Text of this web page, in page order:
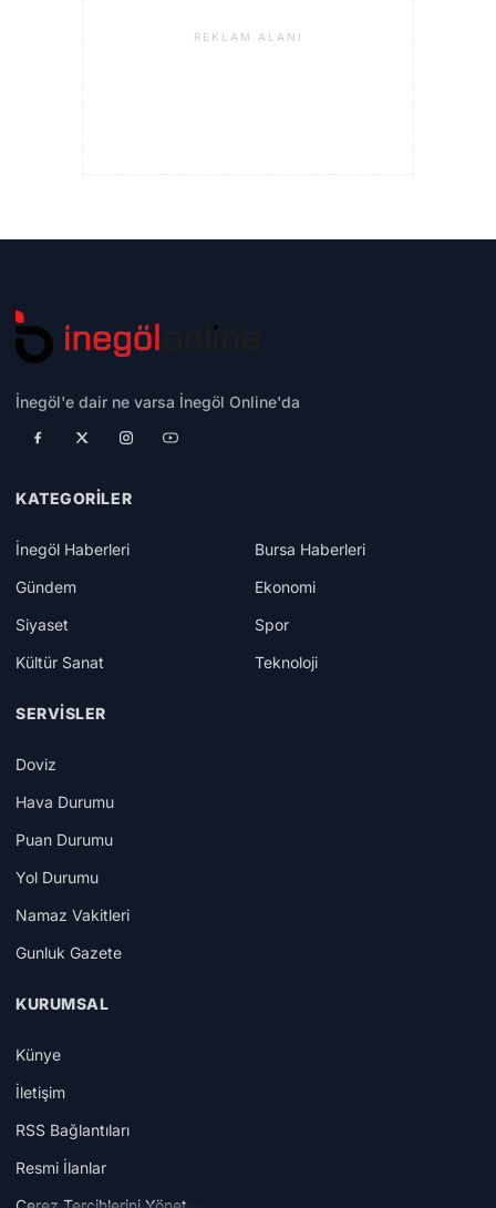
REKLAM ALANI
İnegöl'e dair ne varsa İnegöl Online'da
KATEGORILER
İnegöl Haberleri
Bursa Haberleri
Gündem
Ekonomi
Siyaset
Spor
Kültür Sanat
Teknoloji
SERVISLER
Doviz
Hava Durumu
Puan Durumu
Yol Durumu
Namaz Vakitleri
Gunluk Gazete
KURUMSAL
Künye
İletişim
RSS Bağlantıları
Resmi İlanlar